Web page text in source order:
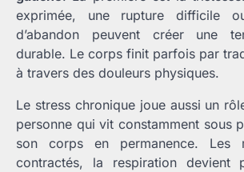
exprimée, une rupture difficile
d’abandon peuvent créer une
durable. Le corps finit parfois par
à travers des douleurs physiques.
Le stress chronique joue aussi un
personne qui vit constamment sous
son corps en permanence. Les
contractés, la respiration devient